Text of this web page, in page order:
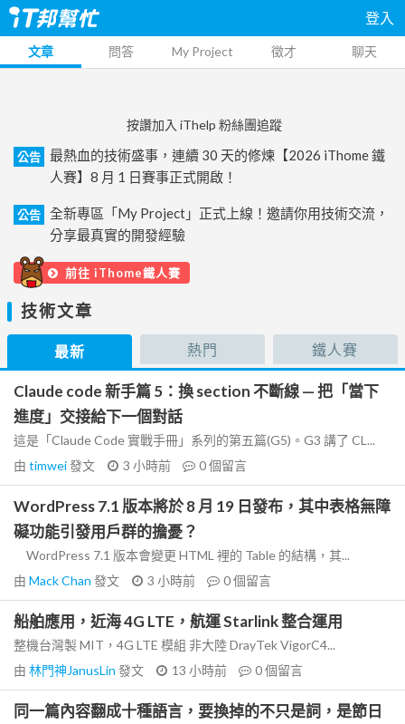
登入
文章 問答 My Project 徵才 聊天
按讚加入 iThelp 粉絲團追蹤
公告
最熱血的技術盛事，連續 30 天的修煉【2026 iThome 鐵
人賽】8 月 1 日賽事正式開啟！
公告
全新專區「My Project」正式上線！邀請你用技術交流，
分享最真實的開發經驗
前往 iThome鐵人賽
技術文章
最新 熱門 鐵人賽
Claude code 新手篇 5：換 section 不斷線 — 把「當下
進度」交接給下一個對話
這是「Claude Code 實戰手冊」系列的第五篇(G5)。G3 講了 CL...
由 timwei發文 3 小時前 0個留言
WordPress 7.1 版本將於 8 月 19 日發布，其中表格無障
礙功能引發用戶群的擔憂？
WordPress 7.1 版本會變更 HTML 裡的 Table 的結構，其...
由 Mack Chan 發文 3 小時前 0個留言
船舶應用，近海 4G LTE，航運 Starlink 整合運用
整機台灣製 MIT，4G LTE 模組 非大陸 DrayTek VigorC4...
由 林門神JanusLin 發文 13 小時前 0個留言
同一篇內容翻成十種語言，要換掉的不只是詞，是節日